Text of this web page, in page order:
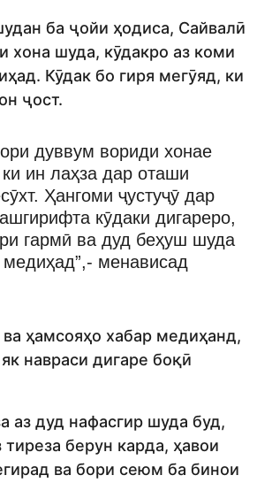
ба ҷойи ҳодиса, Сайвалӣ
хона шуда, кӯдакро аз коми
Кӯдак бо гиря мегӯяд, ки
ҷост.
дуввум вориди хонае
ин лаҳза дар оташи
Ҳангоми ҷустуҷӯ дар
кӯдаки дигареро,
гармӣ ва дуд беҳуш шуда
медиҳад”,- менависад
ҳамсояҳо хабар медиҳанд,
навраси дигаре боқӣ
аз дуд нафасгир шуда буд,
берун карда, ҳавои
ва бори сеюм ба бинои